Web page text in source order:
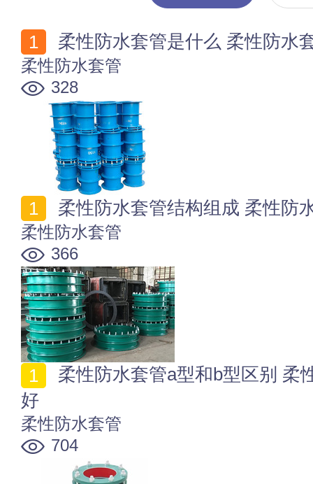
柔性防水套管是什么 柔性防水
柔性防水套管
328
柔性防水套管结构组成 柔性防
柔性防水套管
366
好
柔性防水套管
704